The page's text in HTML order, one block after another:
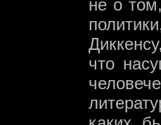
не о
что